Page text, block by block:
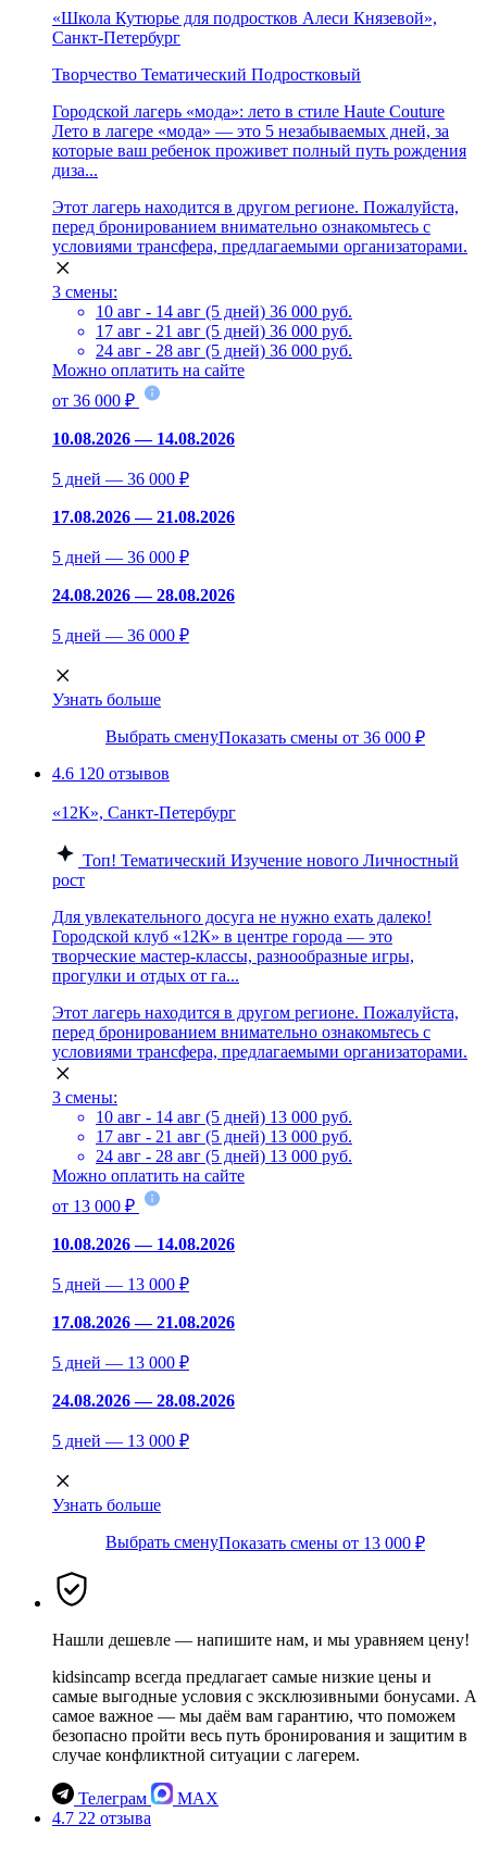
«Школа Кутюрье для подростков Алеси Князевой»,
Санкт-Петербург
Творчество Тематический Подростковый
Городской лагерь «мода»: лето в стиле Haute Couture
Лето в лагере «мода» — это 5 незабываемых дней, за
которые ваш ребенок проживет полный путь рождения
диза...
Этот лагерь находится в другом регионе. Пожалуйста,
перед бронированием внимательно ознакомьтесь с
условиями трансфера, предлагаемыми организаторами.
3 смены:
10 авг - 14 авг (5 дней) 36 000 руб.
17 авг - 21 авг (5 дней) 36 000 руб.
24 авг - 28 авг (5 дней) 36 000 руб.
Можно оплатить на сайте
от 36 000 ₽
10.08.2026 — 14.08.2026
5 дней — 36 000 ₽
17.08.2026 — 21.08.2026
5 дней — 36 000 ₽
24.08.2026 — 28.08.2026
5 дней — 36 000 ₽
Узнать больше
Выбрать сменуПоказать смены от 36 000 ₽
4.6 120 отзывов
«12К», Санкт-Петербург
Топ! Тематический Изучение нового Личностный
рост
Для увлекательного досуга не нужно ехать далеко!
Городской клуб «12К» в центре города — это
творческие мастер-классы, разнообразные игры,
прогулки и отдых от га...
Этот лагерь находится в другом регионе. Пожалуйста,
перед бронированием внимательно ознакомьтесь с
условиями трансфера, предлагаемыми организаторами.
3 смены:
10 авг - 14 авг (5 дней) 13 000 руб.
17 авг - 21 авг (5 дней) 13 000 руб.
24 авг - 28 авг (5 дней) 13 000 руб.
Можно оплатить на сайте
от 13 000 ₽
10.08.2026 — 14.08.2026
5 дней — 13 000 ₽
17.08.2026 — 21.08.2026
5 дней — 13 000 ₽
24.08.2026 — 28.08.2026
5 дней — 13 000 ₽
Узнать больше
Выбрать сменуПоказать смены от 13 000 ₽
Нашли дешевле — напишите нам, и мы уравняем цену!
kidsincamp всегда предлагает самые низкие цены и
самые выгодные условия с эксклюзивными бонусами. А
самое важное — мы даём вам гарантию, что поможем
безопасно пройти весь путь бронирования и защитим в
случае конфликтной ситуации с лагерем.
Телеграм
MAX
4.7 22 отзыва